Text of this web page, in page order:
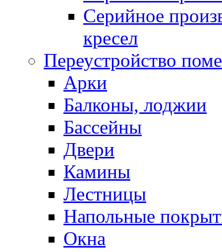
Серийное
кресел
Переустройство
Арки
Балконы, лоджии
Бассейны
Двери
Камины
Лестницы
Напольные
Окна